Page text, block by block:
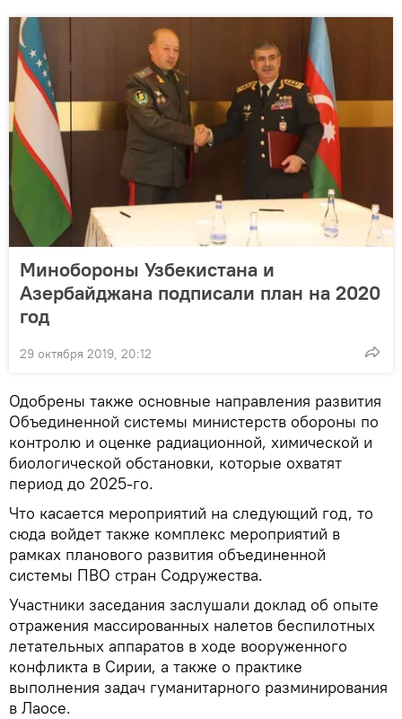
Минобороны Узбекистана и
Азербайджана подписали план на 2020
год
29 октября 2019, 20:12
Одобрены также основные направления развития
Объединенной системы министерств обороны по
контролю и оценке радиационной, химической и
биологической обстановки, которые охватят
период до 2025-го.
Что касается мероприятий на следующий год, то
сюда войдет также комплекс мероприятий в
рамках планового развития объединенной
системы ПВО стран Содружества.
Участники заседания заслушали доклад об опыте
отражения массированных налетов беспилотных
летательных аппаратов в ходе вооруженного
конфликта в Сирии, а также о практике
выполнения задач гуманитарного разминирования
в Лаосе.